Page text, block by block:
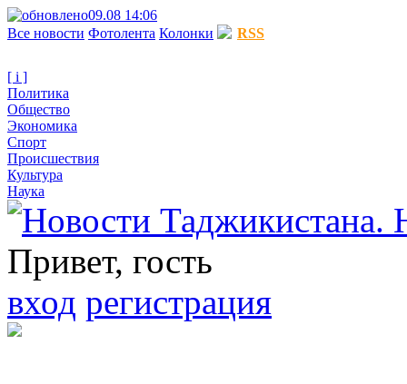
09.08 14:06
Все новости Фотолента Колонки RSS
[ i ]
Политика
Общество
Экономика
Спорт
Происшествия
Культура
Наука
Привет, гость
вход регистрация